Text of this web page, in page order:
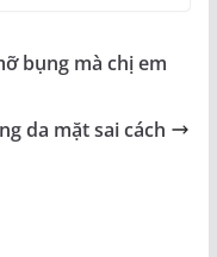
bụng mà chị em
da mặt sai cách